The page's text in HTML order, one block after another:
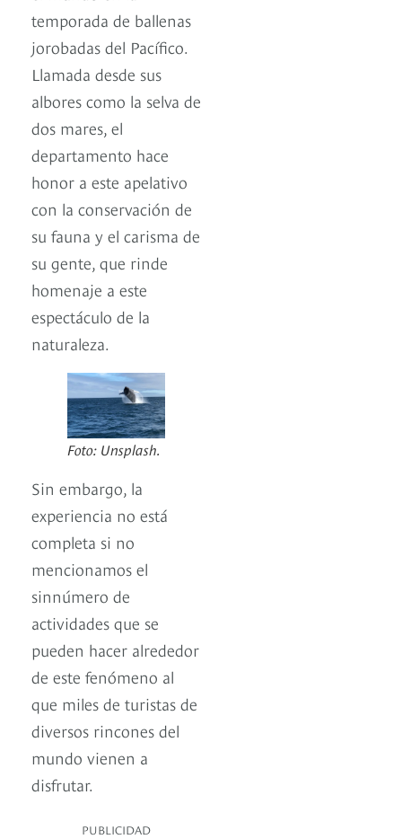
temporada de ballenas
jorobadas del Pacífico.
Llamada desde sus
albores como la selva de
dos mares, el
departamento hace
honor a este apelativo
con la conservación de
su fauna y el carisma de
su gente, que rinde
homenaje a este
espectáculo de la
naturaleza.
Foto: Unsplash.
Sin embargo, la
experiencia no está
completa si no
mencionamos el
sinnúmero de
actividades que se
pueden hacer alrededor
de este fenómeno al
que miles de turistas de
diversos rincones del
mundo vienen a
disfrutar.
PUBLICIDAD